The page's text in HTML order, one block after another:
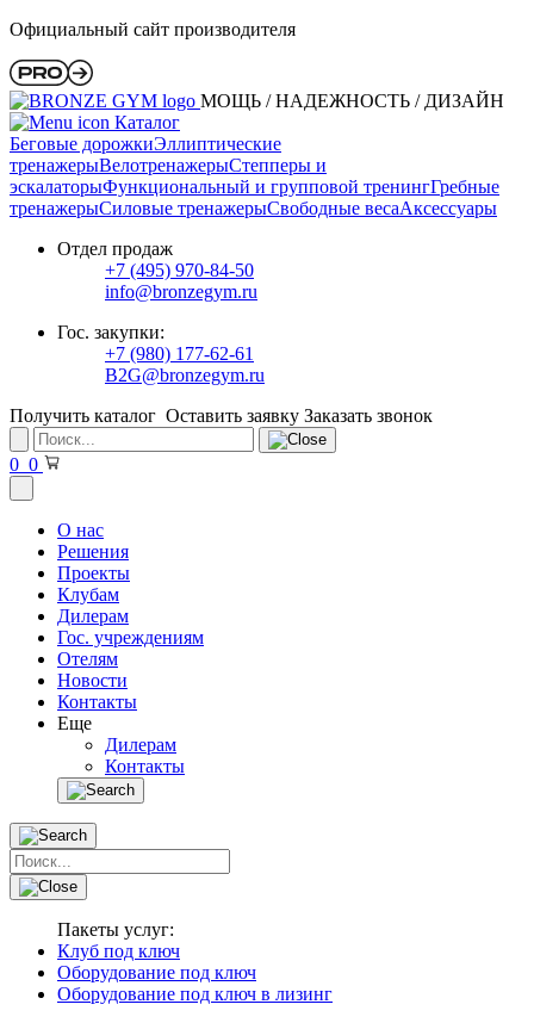
Официальный сайт производителя
МОЩЬ / НАДЕЖНОСТЬ / ДИЗАЙН
Каталог
Беговые дорожкиЭллиптические
тренажерыВелотренажерыСтепперы и
эскалаторыФункциональный и групповой тренингГребные
тренажерыСиловые тренажерыСвободные весаАксессуары
Отдел продаж
+7 (495) 970-84-50
info@bronzegym.ru
Гос. закупки:
+7 (980) 177-62-61
B2G@bronzegym.ru
Получить каталог Оставить заявку Заказать звонок
0 0
О нас
Решения
Проекты
Клубам
Дилерам
Гос. учреждениям
Отелям
Новости
Контакты
Еще
Дилерам
Контакты
Пакеты услуг:
Клуб под ключ
Оборудование под ключ
Оборудование под ключ в лизинг